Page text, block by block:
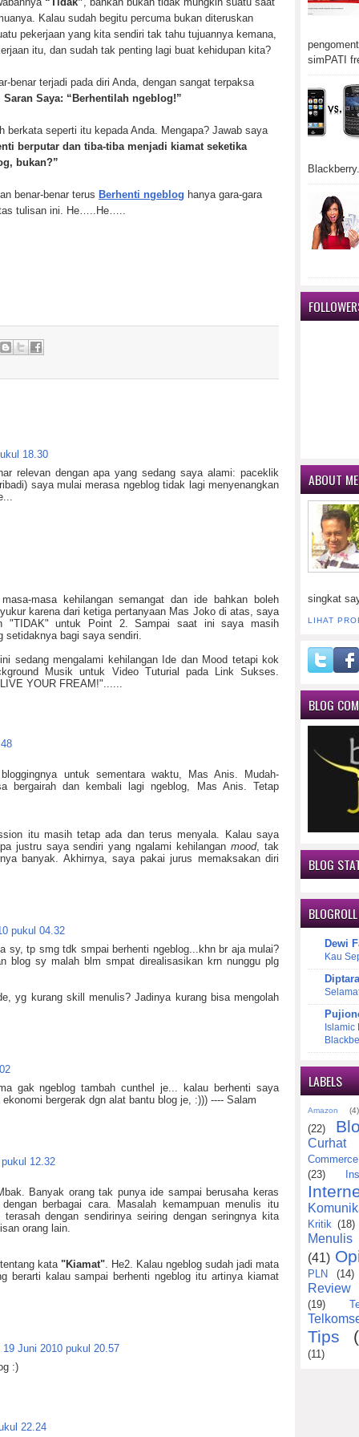
Kalau sudah begitu percuma bukan diteruskan
pekerjaan yang kita sendiri tak tahu tujuannya kemana,
itu, dan sudah tak penting lagi buat kehidupan kita?
benar terjadi pada diri Anda, dengan sangat terpaksa
Saran Saya: “Berhentilah ngeblog!”
seperti itu kepada Anda. Mengapa? Jawab saya
berputar dan tiba-tiba menjadi kiamat seketika
bukan?”
benar-benar terus Berhenti ngeblog hanya gara-gara
tulisan ini. He…..He…..
18.30
relevan dengan apa yang sedang saya alami: paceklik
saya mulai merasa ngeblog tidak lagi menyenangkan
masa kehilangan semangat dan ide bahkan boleh
karena dari ketiga pertanyaan Mas Joko di atas, saya
"TIDAK" untuk Point 2. Sampai saat ini saya masih
setidaknya bagi saya sendiri.
sedang mengalami kehilangan Ide dan Mood tetapi kok
Musik untuk Video Tuturial pada Link Sukses.
YOUR FREAM!"......
untuk sementara waktu, Mas Anis. Mudah-
bergairah dan kembali lagi ngeblog, Mas Anis. Tetap
itu masih tetap ada dan terus menyala. Kalau saya
justru saya sendiri yang ngalami kehilanganmood, tak
banyak. Akhirnya, saya pakai jurus memaksakan diri
pukul 04.32
sy, tp smg tdk smpai berhenti ngeblog...khn br aja mulai?
blog sy malah blm smpat direalisasikan krn nunggu plg
yg kurang skill menulis? Jadinya kurang bisa mengolah
gak ngeblog tambah cunthel je... kalau berhenti saya
bergerak dgn alat bantu blog je, :))) ---- Salam
12.32
Banyak orang tak punya ide sampai berusaha keras
berbagai cara. Masalah kemampuan menulis itu
dengan sendirinya seiring dengan seringnya kita
orang lain.
kata "Kiamat" . He2. Kalau ngeblog sudah jadi mata
berarti kalau sampai berhenti ngeblog itu artinya kiamat
19 Juni 2010 pukul 20.57
:)
22.24
simPATI
ABOUT ME
singkat
LIHAT
BLOG
BLOG
BLOGROLL
Dewi
Kau
Islamic
LABELS
Amazon (4)
(22)
Curhat
Commerce
(23)
Kritik (18)
Menulis
(41)
PLN (14)
Review
(19)
Tips
(11)